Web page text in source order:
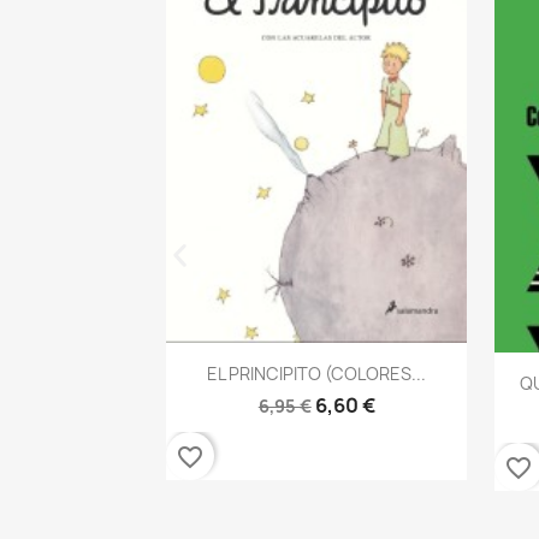
Vista rápida
EL PRINCIPITO (COLORES...
6,95 € 6,60 €
favorite_border favorite_border